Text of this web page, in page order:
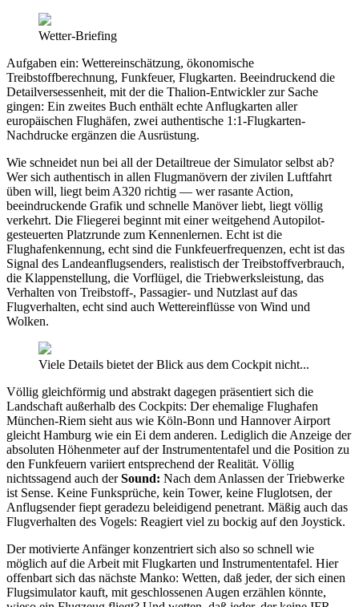
Wetter-Briefing
Aufgaben ein: Wettereinschätzung, ökonomische
Treibstoffberechnung, Funkfeuer, Flugkarten. Beeindruckend die
Detailversessenheit, mit der die Thalion-Entwickler zur Sache
gingen: Ein zweites Buch enthält echte Anflugkarten aller
europäischen Flughäfen, zwei authentische 1:1-Flugkarten-
Nachdrucke ergänzen die Ausrüstung.
Wie schneidet nun bei all der Detailtreue der Simulator selbst ab?
Wer sich authentisch in allen Flugmanövern der zivilen Luftfahrt
üben will, liegt beim A320 richtig — wer rasante Action,
beeindruckende Grafik und schnelle Manöver liebt, liegt völlig
verkehrt. Die Fliegerei beginnt mit einer weitgehend Autopilot-
gesteuerten Platzrunde zum Kennenlernen. Echt ist die
Flughafenkennung, echt sind die Funkfeuerfrequenzen, echt ist das
Signal des Landeanflugsenders, realistisch der Treibstoffverbrauch,
die Klappenstellung, die Vorflügel, die Triebwerksleistung, das
Verhalten von Treibstoff-, Passagier- und Nutzlast auf das
Flugverhalten, echt sind auch Wettereinflüsse von Wind und
Wolken.
Viele Details bietet der Blick aus dem Cockpit nicht...
Völlig gleichförmig und abstrakt dagegen präsentiert sich die
Landschaft außerhalb des Cockpits: Der ehemalige Flughafen
München-Riem sieht aus wie Köln-Bonn und Hannover Airport
gleicht Hamburg wie ein Ei dem anderen. Lediglich die Anzeige der
absoluten Höhenmeter auf der Instrumententafel und die Position zu
den Funkfeuern variiert entsprechend der Realität. Völlig
nichtssagend auch derSound: Nach dem Anlassen der Triebwerke
ist Sense. Keine Funksprüche, kein Tower, keine Fluglotsen, der
Anflugsender fiept geradezu beleidigend penetrant. Mäßig auch das
Flugverhalten des Vogels: Reagiert viel zu bockig auf den Joystick.
Der motivierte Anfänger konzentriert sich also so schnell wie
möglich auf die Arbeit mit Flugkarten und Instrumententafel. Hier
offenbart sich das nächste Manko: Wetten, daß jeder, der sich einen
Flugsimulator kauft, mit geschlossenen Augen erzählen könnte,